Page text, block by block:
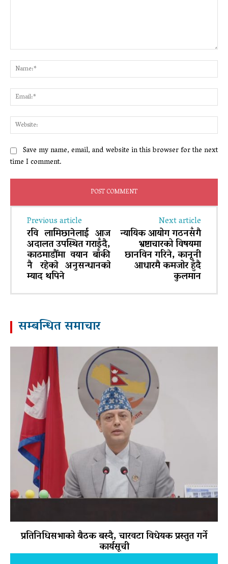
Save my name, email, and website in this browser for the next
time I comment.
Previous article
रवि लामिछानेलाई आज
अदालत उपस्थित गराइँदै,
काठमाडौंमा वयान बाँकी
नै रहेकाे अनुसन्धानकाे
म्याद थपिने
Next article
न्यायिक आयोग गठनसँगै
भ्रष्टाचारको विषयमा
छानविन गरिने, कानूनी
आधारमै कमजोर हुँदै
कुलमान
सम्बन्धित समाचार
प्रतिनिधिसभाको बैठक बस्दै, चारवटा विधेयक प्रस्तुत गर्ने
कार्यसूची